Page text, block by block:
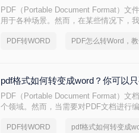
PDF（Portable Document Format）文
用于各种场景。然而，在某些情况下，
完成转换。
PDF转WORD
pdf格式如何转变成word？你可以
PDF（Portable Document Format）文
个领域。然而，当需要对PDF文档进行
的常用方法：
PDF转WORD pdf格式如何转变成